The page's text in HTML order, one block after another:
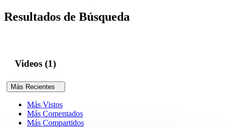
Resultados de Búsqueda
Videos (1)
Más Recientes
Más Vistos
Más Comentados
Más Compartidos